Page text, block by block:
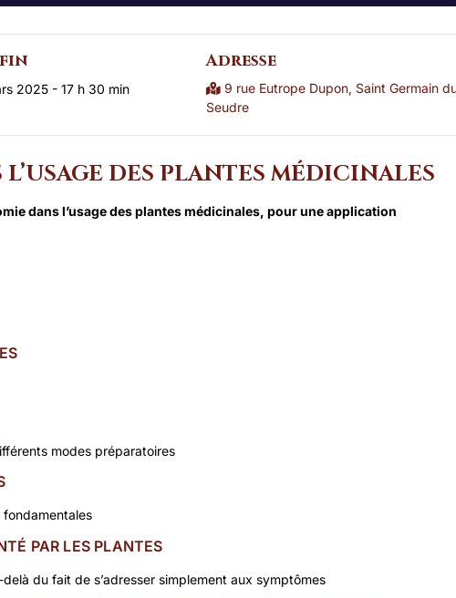
fin
2025 - 17 h 30 min
Adresse
9 rue Eutrope Dupon, Saint Germain
Seudre
DES PLANTES MÉDICINALES
dans l’usage des plantes médicinales, pour une application
modes préparatoires
PAR LES PLANTES
du fait de s’adresser simplement aux symptômes